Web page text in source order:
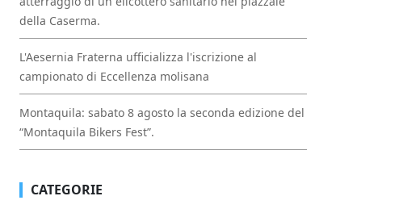
della Caserma.
L'Aesernia Fraterna ufficializza l'iscrizione al
campionato di Eccellenza molisana
Montaquila: sabato 8 agosto la seconda edizione del
“Montaquila Bikers Fest”.
CATEGORIE